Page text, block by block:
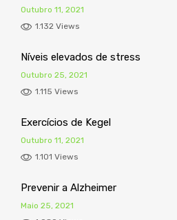
Outubro 11, 2021
1.132 Views
Níveis elevados de stress
Outubro 25, 2021
1.115 Views
Exercícios de Kegel
Outubro 11, 2021
1.101 Views
Prevenir a Alzheimer
Maio 25, 2021